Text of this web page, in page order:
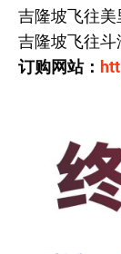
吉隆坡飞往
吉隆坡飞往斗
订购网站：